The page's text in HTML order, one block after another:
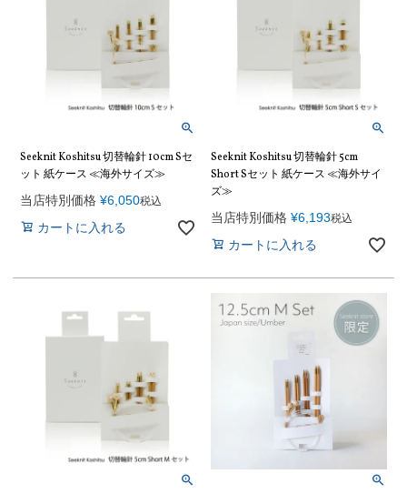
Seeknit Koshitsu 切替輪針 10cm Sセ
ット 紙ケース ≪海外サイズ≫
当店特別価格 ¥6,050税込
カートに入れる
Seeknit Koshitsu 切替輪針 5cm
Short Sセット 紙ケース ≪海外サイ
ズ≫
当店特別価格 ¥6,193税込
カートに入れる